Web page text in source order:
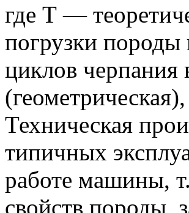
где Т —
погрузки
циклов
Техническая
типичных
работе машины,
свойств породы,